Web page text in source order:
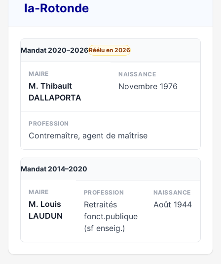
la-Rotonde
Mandat 2020–2026Réélu en 2026
MAIRE
M. Thibault
DALLAPORTA
NAISSANCE
Novembre 1976
PROFESSION
Contremaître, agent de maîtrise
Mandat 2014–2020
MAIRE
M. Louis
LAUDUN
PROFESSION
Retraités
fonct.publique
(sf enseig.)
NAISSANCE
Août 1944